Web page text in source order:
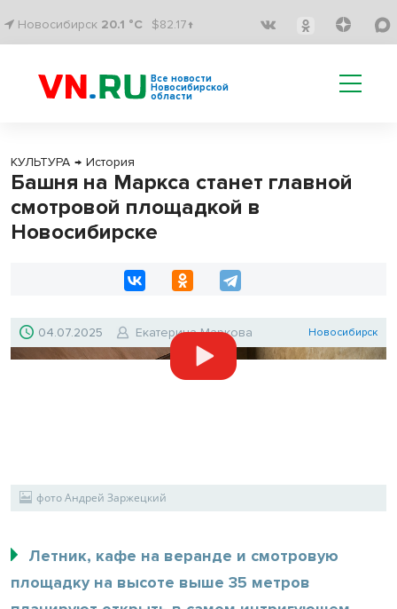
Новосибирск 20.1 °C $82.17↑
Все новости
Новосибирской
области
КУЛЬТУРА → История
Башня на Маркса станет главной
смотровой площадкой в
Новосибирске
04.07.2025 Екатерина Маркова Новосибирск
фото Андрей Заржецкий
Летник, кафе на веранде и смотровую
площадку на высоте выше 35 метров